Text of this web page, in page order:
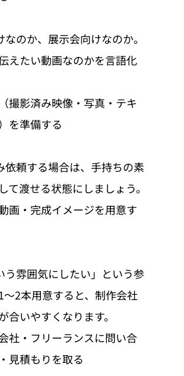
えたい動画なのかを言語化
撮影済み映像・写真・テキ
を準備する
て渡せる状態にしましょう。
画・完成イメージを用意す
〜2本用意すると、制作会社
合いやすくなります。
社・フリーランスに問い合
見積もりを取る